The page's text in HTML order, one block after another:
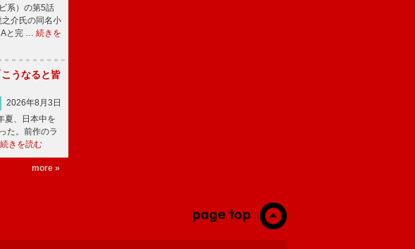
系）の第5話
介氏の同名小
と完 … 続きを
うなると皆
2026年8月3日
、日本中を
た。前作のラ
続きを読む
more »